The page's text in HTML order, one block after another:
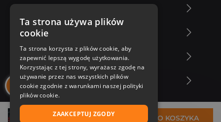
32,94 zł DO KOSZYKA
Zakupy u nas
Nasza oferta
Nasi autorzy
Ta strona używa plików
cookie
Ta strona korzysta z plików cookie, aby
zapewnić lepszą wygodę użytkowania.
Korzystając z tej strony, wyrażasz zgodę na
używanie przez nas wszystkich plików
cookie zgodnie z warunkami naszej polityki
plików cookie.
ZAAKCEPTUJ ZGODY